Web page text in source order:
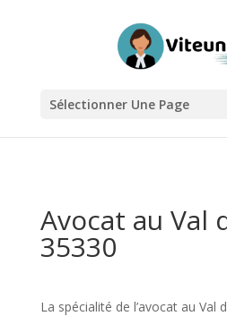
Sélectionner Une Page
Avocat au Val
35330
La spécialité de l’avocat au Val